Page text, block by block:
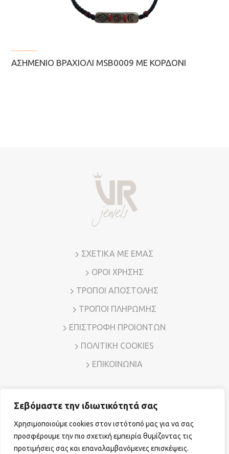
Σεβόμαστε την ιδιωτικότητά σας
Χρησιμοποιούμε cookies στον ιστότοπό μας για να σας
προσφέρουμε την πιο σχετική εμπειρία θυμίζοντας τις
προτιμήσεις σας και επαναλαμβανόμενες επισκέψεις.
ΑΣΗΜΈΝΙΟ ΒΡΑΧΙΌΛΙ MSB0009 ΜΕ ΚΟΡΔΌΝΙ
ΣΧΕΤΙΚΑ ΜΕ ΕΜΑΣ
ΟΡΟΙ ΧΡΗΣΗΣ
ΤΡΟΠΟΙ ΑΠΟΣΤΟΛΗΣ
ΤΡΟΠΟΙ ΠΛΗΡΩΜΗΣ
ΕΠΙΣΤΡΟΦΗ ΠΡΟΙΟΝΤΩΝ
ΠΟΛΙΤΙΚΗ COOKIES
ΕΠΙΚΟΙΝΩΝΙΑ
Διεύθυνση: Λ. Μεσογείων 7, Αμπελόκηποι – Αθήνα, Τ.Κ.
Τηλ. Επικοινωνίας:
210 7794780 E-mail: sales@vr-jewels.gr